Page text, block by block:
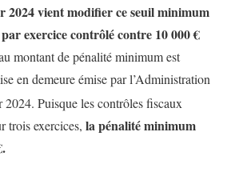
2024 vient modifier ce seuil minimum
exercice contrôlé contre 10 000 €
montant de pénalité minimum est
en demeure émise par l’Administration
Puisque les contrôles fiscaux
trois exercices, la pénalité minimum